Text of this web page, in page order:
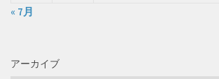
« 7月
アーカイブ